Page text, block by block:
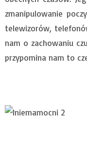
zmanipulowanie
telewizorów,
nam o zachowaniu
przypomina nam to